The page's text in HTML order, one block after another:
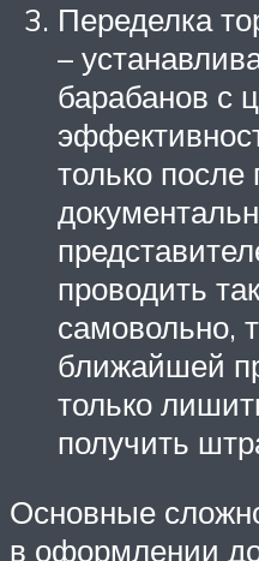
Переделка
–
барабанов с
только после
проводить
самовольно,
ближайшей
только
получить
Основные
в оформлении